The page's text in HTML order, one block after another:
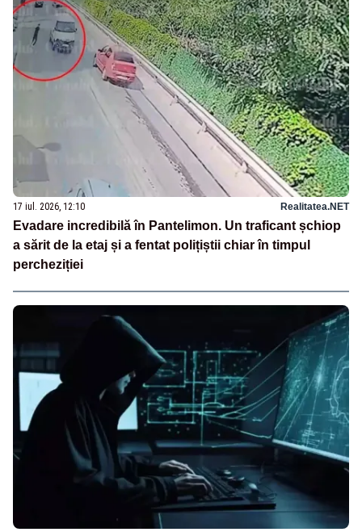
17 iul. 2026, 12:10 Realitatea.NET
Evadare incredibilă în Pantelimon. Un traficant șchiop
a sărit de la etaj și a fentat polițiștii chiar în timpul
percheziției